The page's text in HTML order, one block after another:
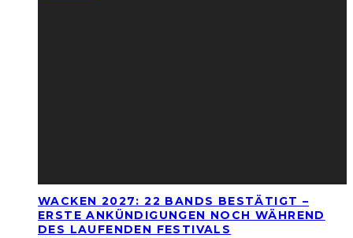
WACKEN 2027: 22 BANDS BESTÄTIGT –
ERSTE ANKÜNDIGUNGEN NOCH WÄHREND
DES LAUFENDEN FESTIVALS